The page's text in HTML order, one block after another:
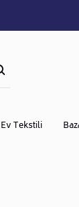
Ev Tekstili